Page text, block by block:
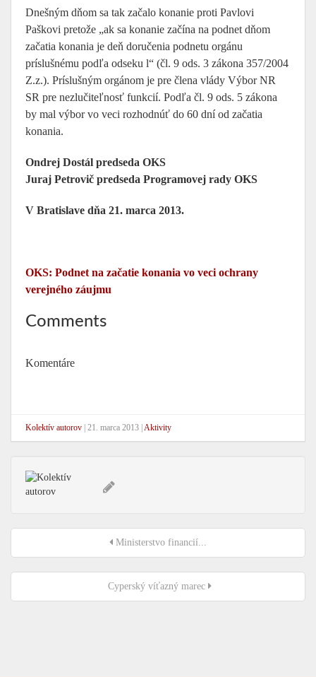
Dnešným dňom sa tak začalo konanie proti Pavlovi
Paškovi pretože „ak sa konanie začína na podnet dňom
začatia konania je deň doručenia podnetu orgánu
príslušnému podľa odseku l“ (čl. 9 ods. 3 zákona 357/2004
Z.z.). Príslušným orgánom je pre člena vlády Výbor NR
SR pre nezlučiteľnosť funkcií. Podľa čl. 9 ods. 5 zákona
by mal výbor vo veci rozhodnúť do 60 dní od začatia
konania.
Ondrej Dostál predseda OKS
Juraj Petrovič predseda Programovej rady OKS
V Bratislave dňa 21. marca 2013.
OKS: Podnet na začatie konania vo veci ochrany
verejného záujmu
Comments
Komentáre
Kolektív autorov 21. marca 2013 Aktivity
Ministerstvo financií...
Cyperský víťazný marec